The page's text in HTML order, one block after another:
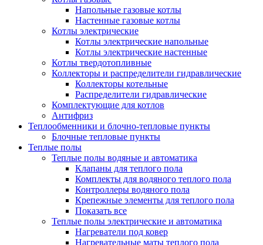
Напольные газовые котлы
Настенные газовые котлы
Котлы электрические
Котлы электрические напольные
Котлы электрические настенные
Котлы твердотопливные
Коллекторы и распределители гидравлические
Коллекторы котельные
Распределители гидравлические
Комплектующие для котлов
Антифриз
Теплообменники и блочно-тепловые пункты
Блочные тепловые пункты
Теплые полы
Теплые полы водяные и автоматика
Клапаны для теплого пола
Комплекты для водяного теплого пола
Контроллеры водяного пола
Крепежные элементы для теплого пола
Показать все
Теплые полы электрические и автоматика
Нагреватели под ковер
Нагревательные маты теплого пола